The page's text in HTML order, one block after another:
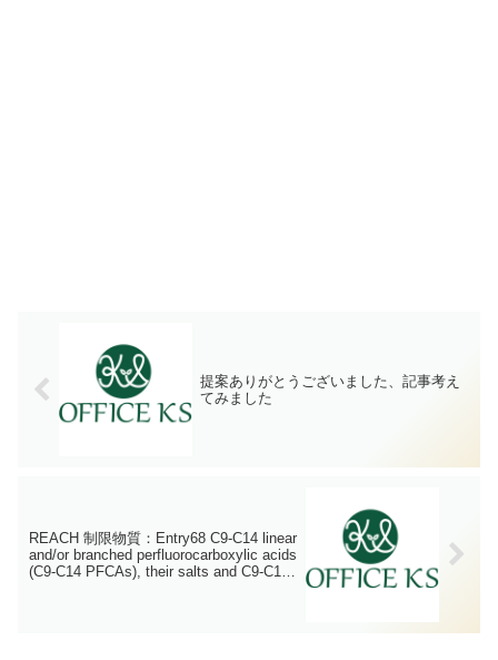
提案ありがとうございました、記事考え
てみました
REACH 制限物質：Entry68 C9-C14 linear
and/or branched perfluorocarboxylic acids
(C9-C14 PFCAs), their salts and C9-C14